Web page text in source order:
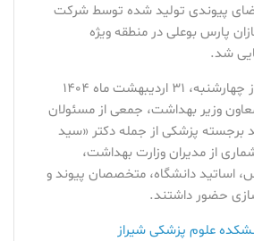
پیوندی تولید شده توسط شرکت‌
پارس بوعلی در منطقه ویژه
شد.
این آیین که عصر روز چهارشنبه، ۳۱ اردیبهشت ماه ۱۴۰۴
معاون وزیر بهداشت، جمعی از مسئولان
برجسته پزشکی از جمله دکتر «سید
از مدیران وزارت بهداشت،
اساتید دانشگاه، متخصصان پیوند و
حضور داشتند.
علوم پزشکی شیراز